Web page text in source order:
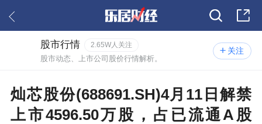
关注
股市行情 2.65W人关注
股市动态、上市公司股价行情解析。
灿芯股份(688691.SH)4月11日解禁
上市4596.50万股，占已流通A股